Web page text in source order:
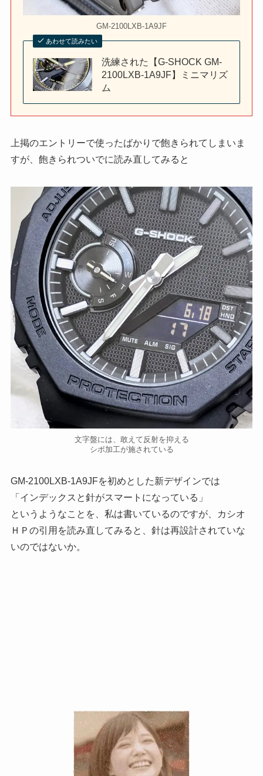
GM-2100LXB-1A9JF
あわせて読みたい
洗練された【G-SHOCK GM-
2100LXB-1A9JF】ミニマリズ
ム
上掲のエントリーで使ったばかりで飽きられてしまいま
すが、飽きられついでに読み直してみると
文字盤には、敢えて反射を抑える
シボ加工が施されている
GM-2100LXB-1A9JFを初めとした新デザインでは
「インデックスと針がスマートになっている」
というようなことを、私は書いているのですが、カシオ
ＨＰの引用を読み直してみると、針は再設計されていな
いのではないか。